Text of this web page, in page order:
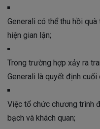
Generali có thể thu hồi
hiện gian lận;
Trong trường hợp xảy ra
Generali là quyết định cuối
Việc tổ chức chương trình
bạch và khách quan;